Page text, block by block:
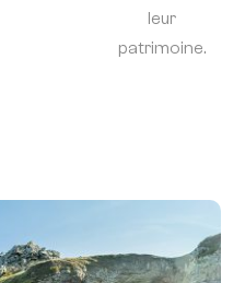
leur
patrimoine.